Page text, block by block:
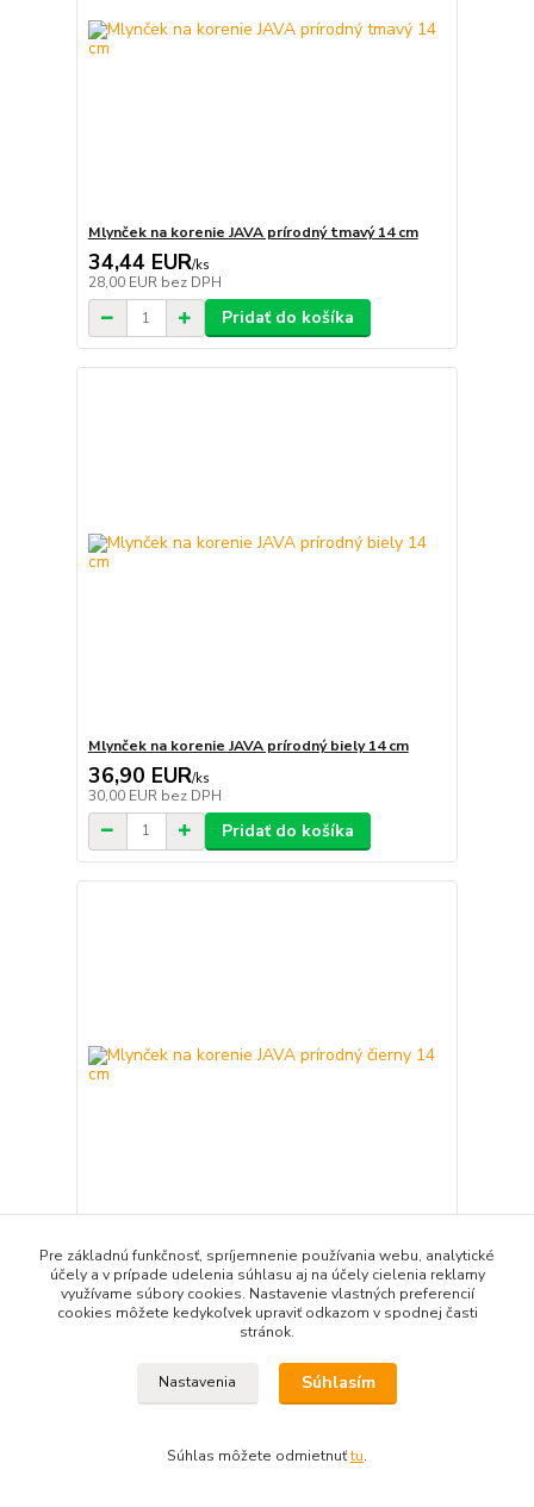
Mlynček na korenie JAVA prírodný tmavý 14 cm
34,44 EUR/ks
28,00 EUR bez DPH
Pridať do košíka
Mlynček na korenie JAVA prírodný biely 14 cm
36,90 EUR/ks
30,00 EUR bez DPH
Pridať do košíka
Mlynček na korenie JAVA prírodný čierny 14 cm
36,90 EUR/ks
30,00 EURbez DPH
Pridať do košíka
Pre základnú funkčnosť, spríjemnenie používania webu, analytické
účely a v prípade udelenia súhlasu aj na účely cielenia reklamy
využívame súbory cookies. Nastavenie vlastných preferencií
cookies môžete kedykoľvek upraviť odkazom v spodnej časti
stránok.
Nastavenia Súhlasím
Súhlas môžete odmietnuťtu.